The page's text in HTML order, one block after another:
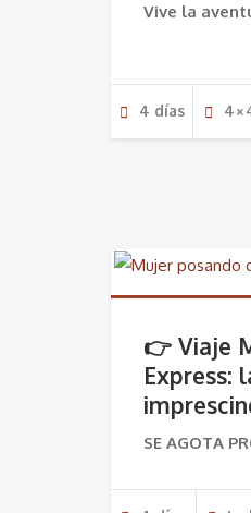
Vive la
4 dí­as
👉 Viaje
Express:
SE AGOTA